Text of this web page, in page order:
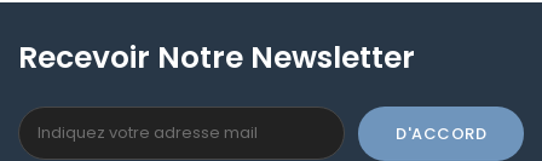
Recevoir Notre Newsletter